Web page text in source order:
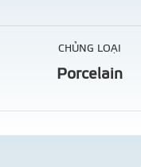
CHỦNG LOẠI
Porcelain